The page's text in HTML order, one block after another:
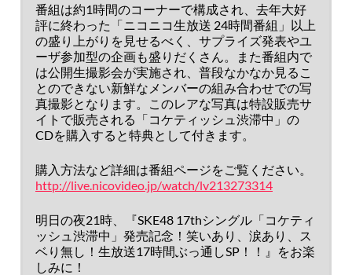
番組は約1時間のコーナーで構成され、去年大好
評に終わった「ニコニコ生放送 24時間番組」以上
の盛り上がりを見せるべく、サプライズ発表やユ
ーザ参加型の企画も盛りだくさん。また番組内で
は公開生撮影会が実施され、普段なかなか見るこ
とのできない新鮮なメンバーの組み合わせでの写
真撮影となります。このレアな写真は特設販売サ
イトで販売される「コケティッシュ渋滞中」の
CDを購入すると特典として付きます。
購入方法など詳細は番組ページをご覧ください。
http://live.nicovideo.jp/watch/lv213273314
明日の夜21時、『SKE48 17thシングル「コケティ
ッシュ渋滞中」発売記念！笑いあり、涙あり、ス
ベり無し！生放送17時間ぶっ通しSP！！』をお楽
しみに！